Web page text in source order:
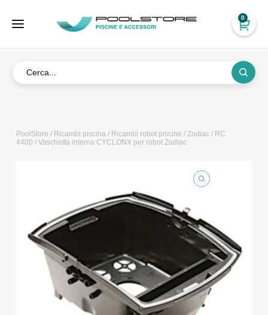
0
PoolStore / Ricambi piscina/ Ricambi robot piscine / Zodiac/ RC
4400 / Vaschetta interna CYCLONX per robot Zodiac